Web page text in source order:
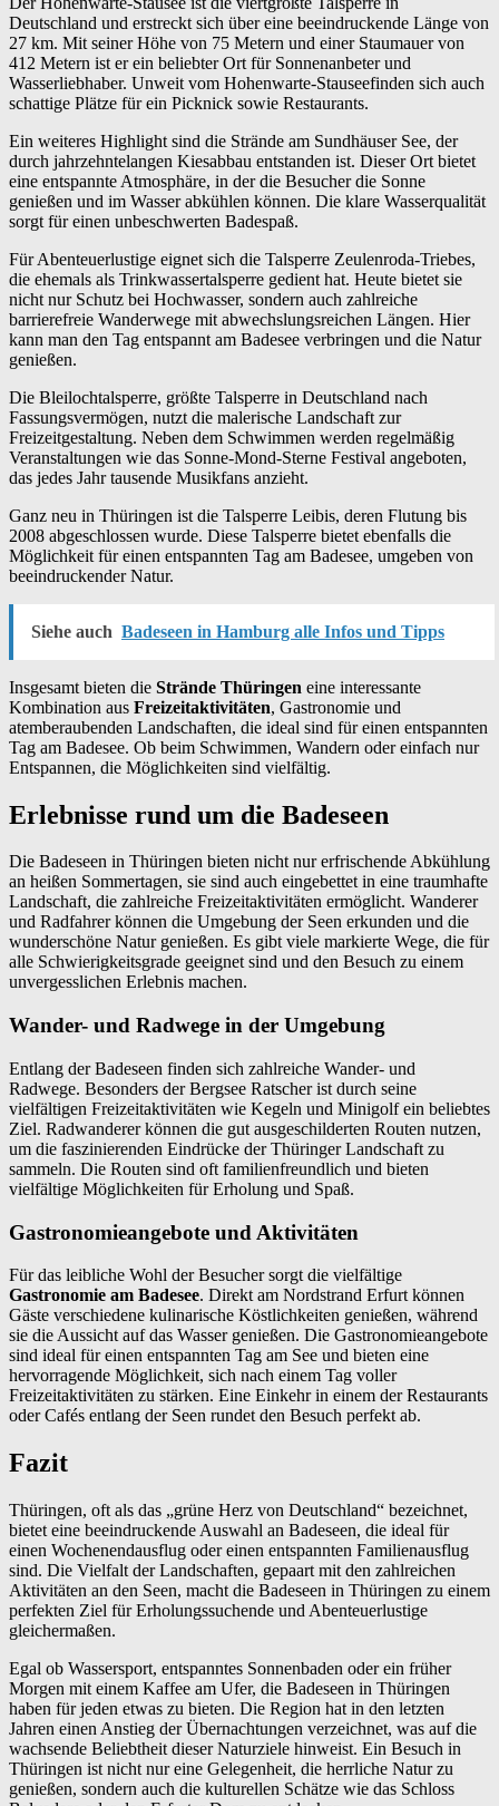
Deutschland und erstreckt sich über eine beeindruckende Länge von
27 km. Mit seiner Höhe von 75 Metern und einer Staumauer von
412 Metern ist er ein beliebter Ort für Sonnenanbeter und
Wasserliebhaber. Unweit vom Hohenwarte-Stauseefinden sich auch
schattige Plätze für ein Picknick sowie Restaurants.
Ein weiteres Highlight sind die Strände am Sundhäuser See, der
durch jahrzehntelangen Kiesabbau entstanden ist. Dieser Ort bietet
eine entspannte Atmosphäre, in der die Besucher die Sonne
genießen und im Wasser abkühlen können. Die klare Wasserqualität
sorgt für einen unbeschwerten Badespaß.
Für Abenteuerlustige eignet sich die Talsperre Zeulenroda-Triebes,
die ehemals als Trinkwassertalsperre gedient hat. Heute bietet sie
nicht nur Schutz bei Hochwasser, sondern auch zahlreiche
barrierefreie Wanderwege mit abwechslungsreichen Längen. Hier
kann man den Tag entspannt am Badesee verbringen und die Natur
genießen.
Die Bleilochtalsperre, größte Talsperre in Deutschland nach
Fassungsvermögen, nutzt die malerische Landschaft zur
Freizeitgestaltung. Neben dem Schwimmen werden regelmäßig
Veranstaltungen wie das Sonne-Mond-Sterne Festival angeboten,
das jedes Jahr tausende Musikfans anzieht.
Ganz neu in Thüringen ist die Talsperre Leibis, deren Flutung bis
2008 abgeschlossen wurde. Diese Talsperre bietet ebenfalls die
Möglichkeit für einen entspannten Tag am Badesee, umgeben von
beeindruckender Natur.
Siehe auch Badeseen in Hamburg alle Infos und Tipps
Insgesamt bieten die Strände Thüringen eine interessante
Kombination aus Freizeitaktivitäten, Gastronomie und
atemberaubenden Landschaften, die ideal sind für einen entspannten
Tag am Badesee. Ob beim Schwimmen, Wandern oder einfach nur
Entspannen, die Möglichkeiten sind vielfältig.
Erlebnisse rund um die Badeseen
Die Badeseen in Thüringen bieten nicht nur erfrischende Abkühlung
an heißen Sommertagen, sie sind auch eingebettet in eine traumhafte
Landschaft, die zahlreiche Freizeitaktivitäten ermöglicht. Wanderer
und Radfahrer können die Umgebung der Seen erkunden und die
wunderschöne Natur genießen. Es gibt viele markierte Wege, die für
alle Schwierigkeitsgrade geeignet sind und den Besuch zu einem
unvergesslichen Erlebnis machen.
Wander- und Radwege in der Umgebung
Entlang der Badeseen finden sich zahlreiche Wander- und
Radwege. Besonders der Bergsee Ratscher ist durch seine
vielfältigen Freizeitaktivitäten wie Kegeln und Minigolf ein beliebtes
Ziel. Radwanderer können die gut ausgeschilderten Routen nutzen,
um die faszinierenden Eindrücke der Thüringer Landschaft zu
sammeln. Die Routen sind oft familienfreundlich und bieten
vielfältige Möglichkeiten für Erholung und Spaß.
Gastronomieangebote und Aktivitäten
Für das leibliche Wohl der Besucher sorgt die vielfältige
Gastronomie am Badesee. Direkt am Nordstrand Erfurt können
Gäste verschiedene kulinarische Köstlichkeiten genießen, während
sie die Aussicht auf das Wasser genießen. Die Gastronomieangebote
sind ideal für einen entspannten Tag am See und bieten eine
hervorragende Möglichkeit, sich nach einem Tag voller
Freizeitaktivitäten zu stärken. Eine Einkehr in einem der Restaurants
oder Cafés entlang der Seen rundet den Besuch perfekt ab.
Fazit
Thüringen, oft als das „grüne Herz von Deutschland“ bezeichnet,
bietet eine beeindruckende Auswahl an Badeseen, die ideal für
einen Wochenendausflug oder einen entspannten Familienausflug
sind. Die Vielfalt der Landschaften, gepaart mit den zahlreichen
Aktivitäten an den Seen, macht die Badeseen in Thüringen zu einem
perfekten Ziel für Erholungssuchende und Abenteuerlustige
gleichermaßen.
Egal ob Wassersport, entspanntes Sonnenbaden oder ein früher
Morgen mit einem Kaffee am Ufer, die Badeseen in Thüringen
haben für jeden etwas zu bieten. Die Region hat in den letzten
Jahren einen Anstieg der Übernachtungen verzeichnet, was auf die
wachsende Beliebtheit dieser Naturziele hinweist. Ein Besuch in
Thüringen ist nicht nur eine Gelegenheit, die herrliche Natur zu
genießen, sondern auch die kulturellen Schätze wie das Schloss